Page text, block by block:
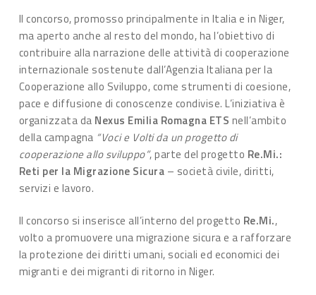
Il concorso, promosso principalmente in Italia e in Niger,
ma aperto anche al resto del mondo, ha l’obiettivo di
contribuire alla narrazione delle attività di cooperazione
internazionale sostenute dall’Agenzia Italiana per la
Cooperazione allo Sviluppo, come strumenti di coesione,
pace e diffusione di conoscenze condivise. L’iniziativa è
organizzata da Nexus Emilia Romagna ETS nell’ambito
della campagna “Voci e Volti da un progetto di
cooperazione allo sviluppo”, parte del progetto Re.Mi.:
Reti per la Migrazione Sicura – società civile, diritti,
servizi e lavoro.
Il concorso si inserisce all’interno del progetto Re.Mi.,
volto a promuovere una migrazione sicura e a rafforzare
la protezione dei diritti umani, sociali ed economici dei
migranti e dei migranti di ritorno in Niger.